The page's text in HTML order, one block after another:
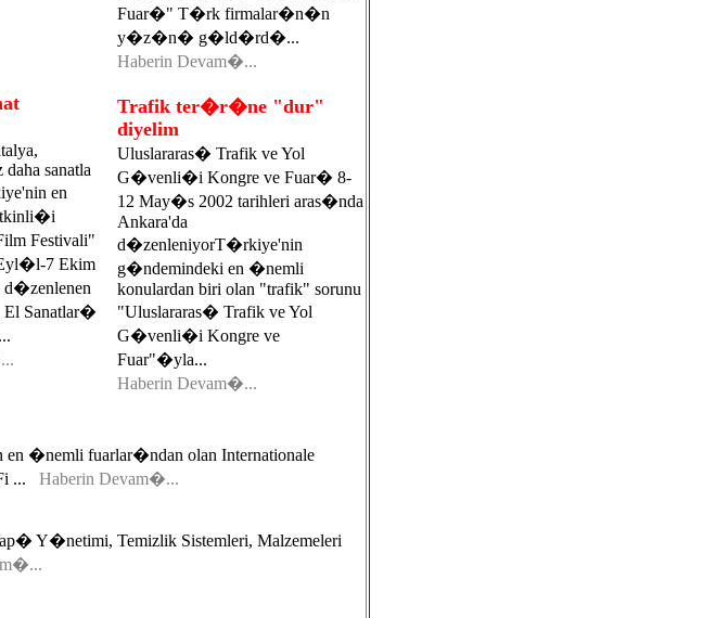
Fuar�" T�rk firmalar�n�n
y�z�n� g�ld�rd�...
Haberin Devam�...
daha sanatla
en
Festivali"
7 Ekim
d�zenlenen
El Sanatlar�
Trafik ter�r�ne "dur"
diyelim
Uluslararas� Trafik ve Yol
G�venli�i Kongre ve Fuar� 8-
12 May�s 2002 tarihleri aras�nda
Ankara'da
d�zenleniyorT�rkiye'nin
g�ndemindeki en �nemli
konulardan biri olan "trafik" sorunu
"Uluslararas� Trafik ve Yol
G�venli�i Kongre ve
Fuar"�yla...
Haberin Devam�...
�nemli fuarlar�ndan olan Internationale
... Haberin Devam�...
Y�netimi, Temizlik Sistemleri, Malzemeleri